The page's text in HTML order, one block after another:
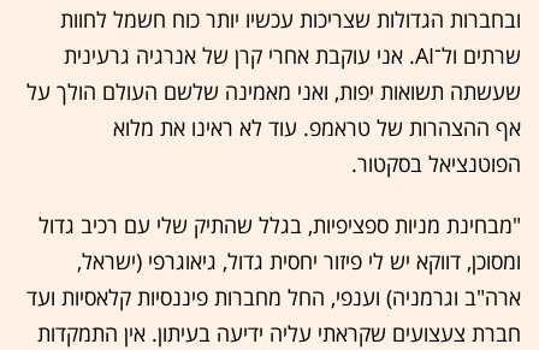
ובחברות הגדולות שצריכות עכשיו יותר כוח חשמל לחוות
שרתים ול־AI. אני עוקבת אחרי קרן של אנרגיה גרעינית
שעשתה תשואות יפות, ואני מאמינה שלשם העולם הולך על
אף ההצהרות של טראמפ. עוד לא ראינו את מלוא
הפוטנציאל בסקטור.
"מבחינת מניות ספציפיות, בגלל שהתיק שלי עם רכיב גדול
ומסוכן, דווקא יש לי פיזור יחסית גדול, גיאוגרפי (ישראל,
ארה"ב וגרמניה) וענפי, החל מחברות פיננסיות קלאסיות ועד
חברת צעצועים שקראתי עליה ידיעה בעיתון. אין התמקדות